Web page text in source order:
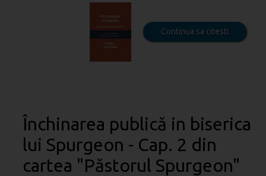
Continua sa citesti
Închinarea publică in biserica
lui Spurgeon - Cap. 2 din
cartea "Păstorul Spurgeon"